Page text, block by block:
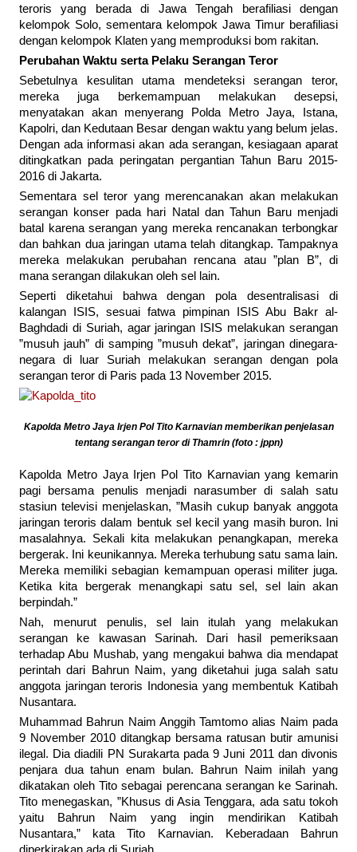
teroris yang berada di Jawa Tengah berafiliasi dengan
kelompok Solo, sementara kelompok Jawa Timur berafiliasi
dengan kelompok Klaten yang memproduksi bom rakitan.
Perubahan Waktu serta Pelaku Serangan Teror
Sebetulnya kesulitan utama mendeteksi serangan teror,
mereka juga berkemampuan melakukan desepsi,
menyatakan akan menyerang Polda Metro Jaya, Istana,
Kapolri, dan Kedutaan Besar dengan waktu yang belum jelas.
Dengan ada informasi akan ada serangan, kesiagaan aparat
ditingkatkan pada peringatan pergantian Tahun Baru 2015-
2016 di Jakarta.
Sementara sel teror yang merencanakan akan melakukan
serangan konser pada hari Natal dan Tahun Baru menjadi
batal karena serangan yang mereka rencanakan terbongkar
dan bahkan dua jaringan utama telah ditangkap. Tampaknya
mereka melakukan perubahan rencana atau ”plan B”, di
mana serangan dilakukan oleh sel lain.
Seperti diketahui bahwa dengan pola desentralisasi di
kalangan ISIS, sesuai fatwa pimpinan ISIS Abu Bakr al-
Baghdadi di Suriah, agar jaringan ISIS melakukan serangan
”musuh jauh” di samping ”musuh dekat”, jaringan dinegara-
negara di luar Suriah melakukan serangan dengan pola
serangan teror di Paris pada 13 November 2015.
Kapolda Metro Jaya Irjen Pol Tito Karnavian memberikan penjelasan
tentang serangan teror di Thamrin (foto : jppn)
Kapolda Metro Jaya Irjen Pol Tito Karnavian yang kemarin
pagi bersama penulis menjadi narasumber di salah satu
stasiun televisi menjelaskan, ”Masih cukup banyak anggota
jaringan teroris dalam bentuk sel kecil yang masih buron. Ini
masalahnya. Sekali kita melakukan penangkapan, mereka
bergerak. Ini keunikannya. Mereka terhubung satu sama lain.
Mereka memiliki sebagian kemampuan operasi militer juga.
Ketika kita bergerak menangkapi satu sel, sel lain akan
berpindah.”
Nah, menurut penulis, sel lain itulah yang melakukan
serangan ke kawasan Sarinah. Dari hasil pemeriksaan
terhadap Abu Mushab, yang mengakui bahwa dia mendapat
perintah dari Bahrun Naim, yang diketahui juga salah satu
anggota jaringan teroris Indonesia yang membentuk Katibah
Nusantara.
Muhammad Bahrun Naim Anggih Tamtomo alias Naim pada
9 November 2010 ditangkap bersama ratusan butir amunisi
ilegal. Dia diadili PN Surakarta pada 9 Juni 2011 dan divonis
penjara dua tahun enam bulan. Bahrun Naim inilah yang
dikatakan oleh Tito sebagai perencana serangan ke Sarinah.
Tito menegaskan, ”Khusus di Asia Tenggara, ada satu tokoh
yaitu Bahrun Naim yang ingin mendirikan Katibah
Nusantara,” kata Tito Karnavian. Keberadaan Bahrun
diperkirakan ada di Suriah.